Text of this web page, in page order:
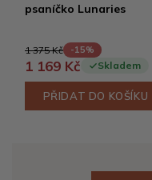
psaníčko Lunaries
1 375 Kč -15%
1 169 Kč Skladem
PŘIDAT DO KOŠÍKU